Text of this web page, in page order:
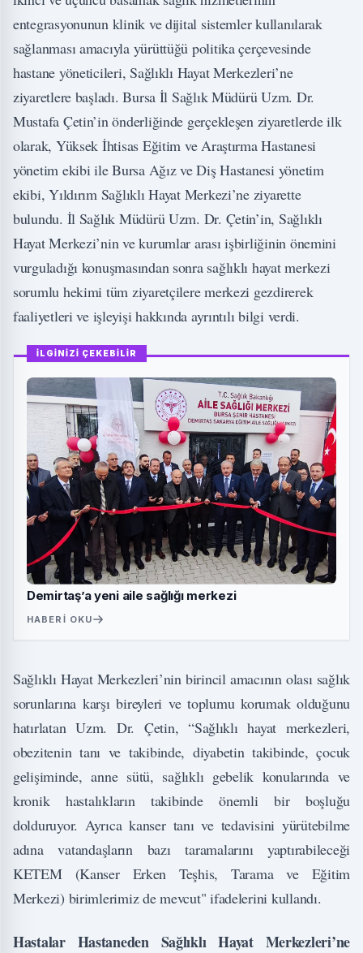
entegrasyonunun klinik ve dijital sistemler kullanılarak
sağlanması amacıyla yürüttüğü politika çerçevesinde
hastane yöneticileri, Sağlıklı Hayat Merkezleri’ne
ziyaretlere başladı. Bursa İl Sağlık Müdürü Uzm. Dr.
Mustafa Çetin’in önderliğinde gerçekleşen ziyaretlerde ilk
olarak, Yüksek İhtisas Eğitim ve Araştırma Hastanesi
yönetim ekibi ile Bursa Ağız ve Diş Hastanesi yönetim
ekibi, Yıldırım Sağlıklı Hayat Merkezi’ne ziyarette
bulundu. İl Sağlık Müdürü Uzm. Dr. Çetin’in, Sağlıklı
Hayat Merkezi’nin ve kurumlar arası işbirliğinin önemini
vurguladığı konuşmasından sonra sağlıklı hayat merkezi
sorumlu hekimi tüm ziyaretçilere merkezi gezdirerek
faaliyetleri ve işleyişi hakkında ayrıntılı bilgi verdi.
İLGİNİZİ ÇEKEBİLİR
Demirtaş’a yeni aile sağlığı merkezi
HABERI OKU
Sağlıklı Hayat Merkezleri’nin birincil amacının olası sağlık
sorunlarına karşı bireyleri ve toplumu korumak olduğunu
hatırlatan Uzm. Dr. Çetin, “Sağlıklı hayat merkezleri,
obezitenin tanı ve takibinde, diyabetin takibinde, çocuk
gelişiminde, anne sütü, sağlıklı gebelik konularında ve
kronik hastalıkların takibinde önemli bir boşluğu
dolduruyor. Ayrıca kanser tanı ve tedavisini yürütebilme
adına vatandaşların bazı taramalarını yaptırabileceği
KETEM (Kanser Erken Teşhis, Tarama ve Eğitim
Merkezi) birimlerimiz de mevcut" ifadelerini kullandı.
Hastalar Hastaneden Sağlıklı Hayat Merkezleri’ne